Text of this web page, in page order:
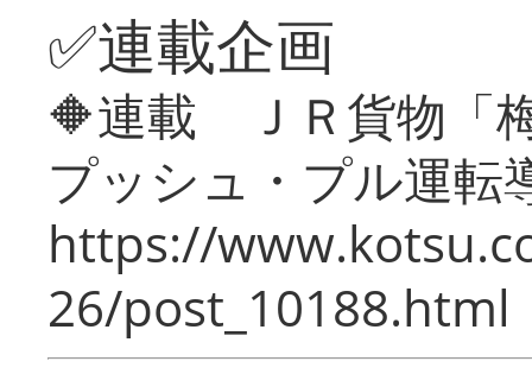
✅連載企画
🔶連載 ＪＲ貨物「
プッシュ・プル運転
https://
26/post_10188.html